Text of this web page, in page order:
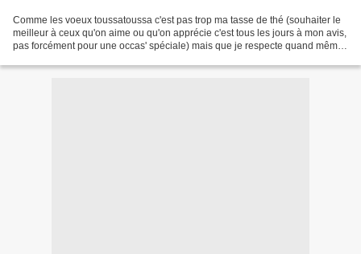
Comme les voeux toussatoussa c'est pas trop ma tasse de thé (souhaiter le
meilleur à ceux qu'on aime ou qu'on apprécie c'est tous les jours à mon avis,
pas forcément pour une occas' spéciale) mais que je respecte quand même